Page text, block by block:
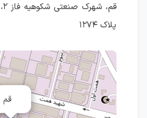
پلاک ۱۲۷۴
قم